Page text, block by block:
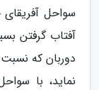
سواحل
آفتاب گرفتن
دوربان که
نماید، با